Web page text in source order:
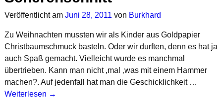
Veröffentlicht am Juni 28, 2011 von Burkhard
Zu Weihnachten mussten wir als Kinder aus Goldpapier
Christbaumschmuck basteln. Oder wir durften, denn es hat ja
auch Spaß gemacht. Vielleicht wurde es manchmal
übertrieben. Kann man nicht ‚mal ‚was mit einem Hammer
machen?. Auf jedenfall hat man die Geschicklichkeit …
Weiterlesen →